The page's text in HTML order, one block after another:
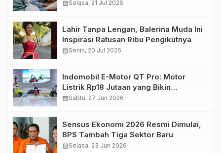
calendar_monthSelasa, 21 Jul 2026
Lahir Tanpa Lengan, Balerina Muda Ini
Inspirasi Ratusan Ribu Pengikutnya
calendar_monthSenin, 20 Jul 2026
Indomobil E-Motor QT Pro: Motor
Listrik Rp18 Jutaan yang Bikin
Penasaran
calendar_monthSabtu, 27 Jun 2026
Sensus Ekonomi 2026 Resmi Dimulai,
BPS Tambah Tiga Sektor Baru
calendar_monthSelasa, 23 Jun 2026